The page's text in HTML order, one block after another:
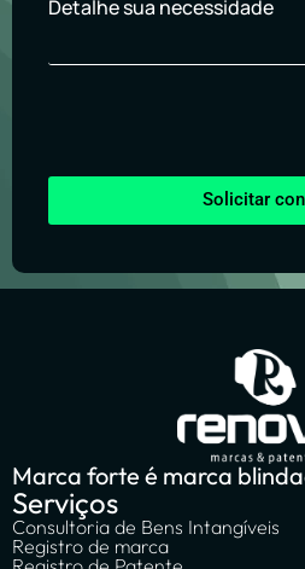
Detalhe sua necessidade
Solicitar
Marca forte é marca
Serviços
Consultoria de Bens Intangíveis
Registro de marca